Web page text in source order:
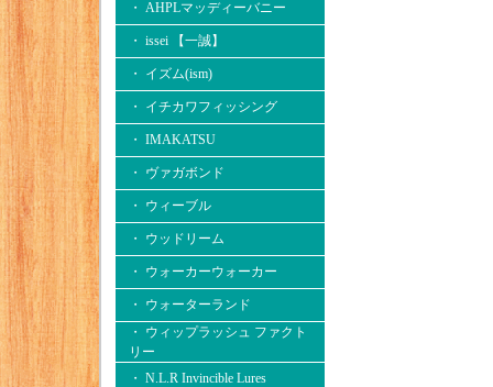
・ AHPLマッディーバニー
・ issei 【一誠】
・ イズム(ism)
・ イチカワフィッシング
・ IMAKATSU
・ ヴァガボンド
・ ウィーブル
・ ウッドリーム
・ ウォーカーウォーカー
・ ウォーターランド
・ ウィップラッシュ ファクト
リー
・ N.L.R Invincible Lures